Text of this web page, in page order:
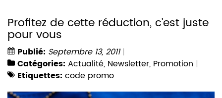
Profitez de cette réduction, c'est juste
pour vous
Publié: Septembre 13, 2011
Catégories: Actualité, Newsletter, Promotion
Etiquettes: code promo